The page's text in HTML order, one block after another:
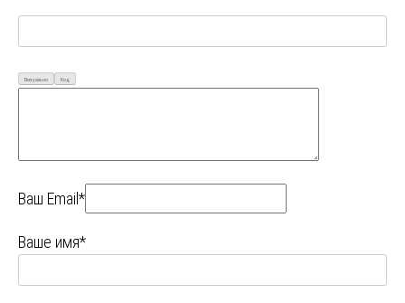
Визуально Код
Ваш Email*
Ваше имя*